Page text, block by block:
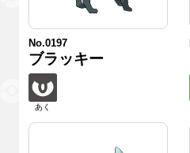
No.0197
ブラッキー
あく